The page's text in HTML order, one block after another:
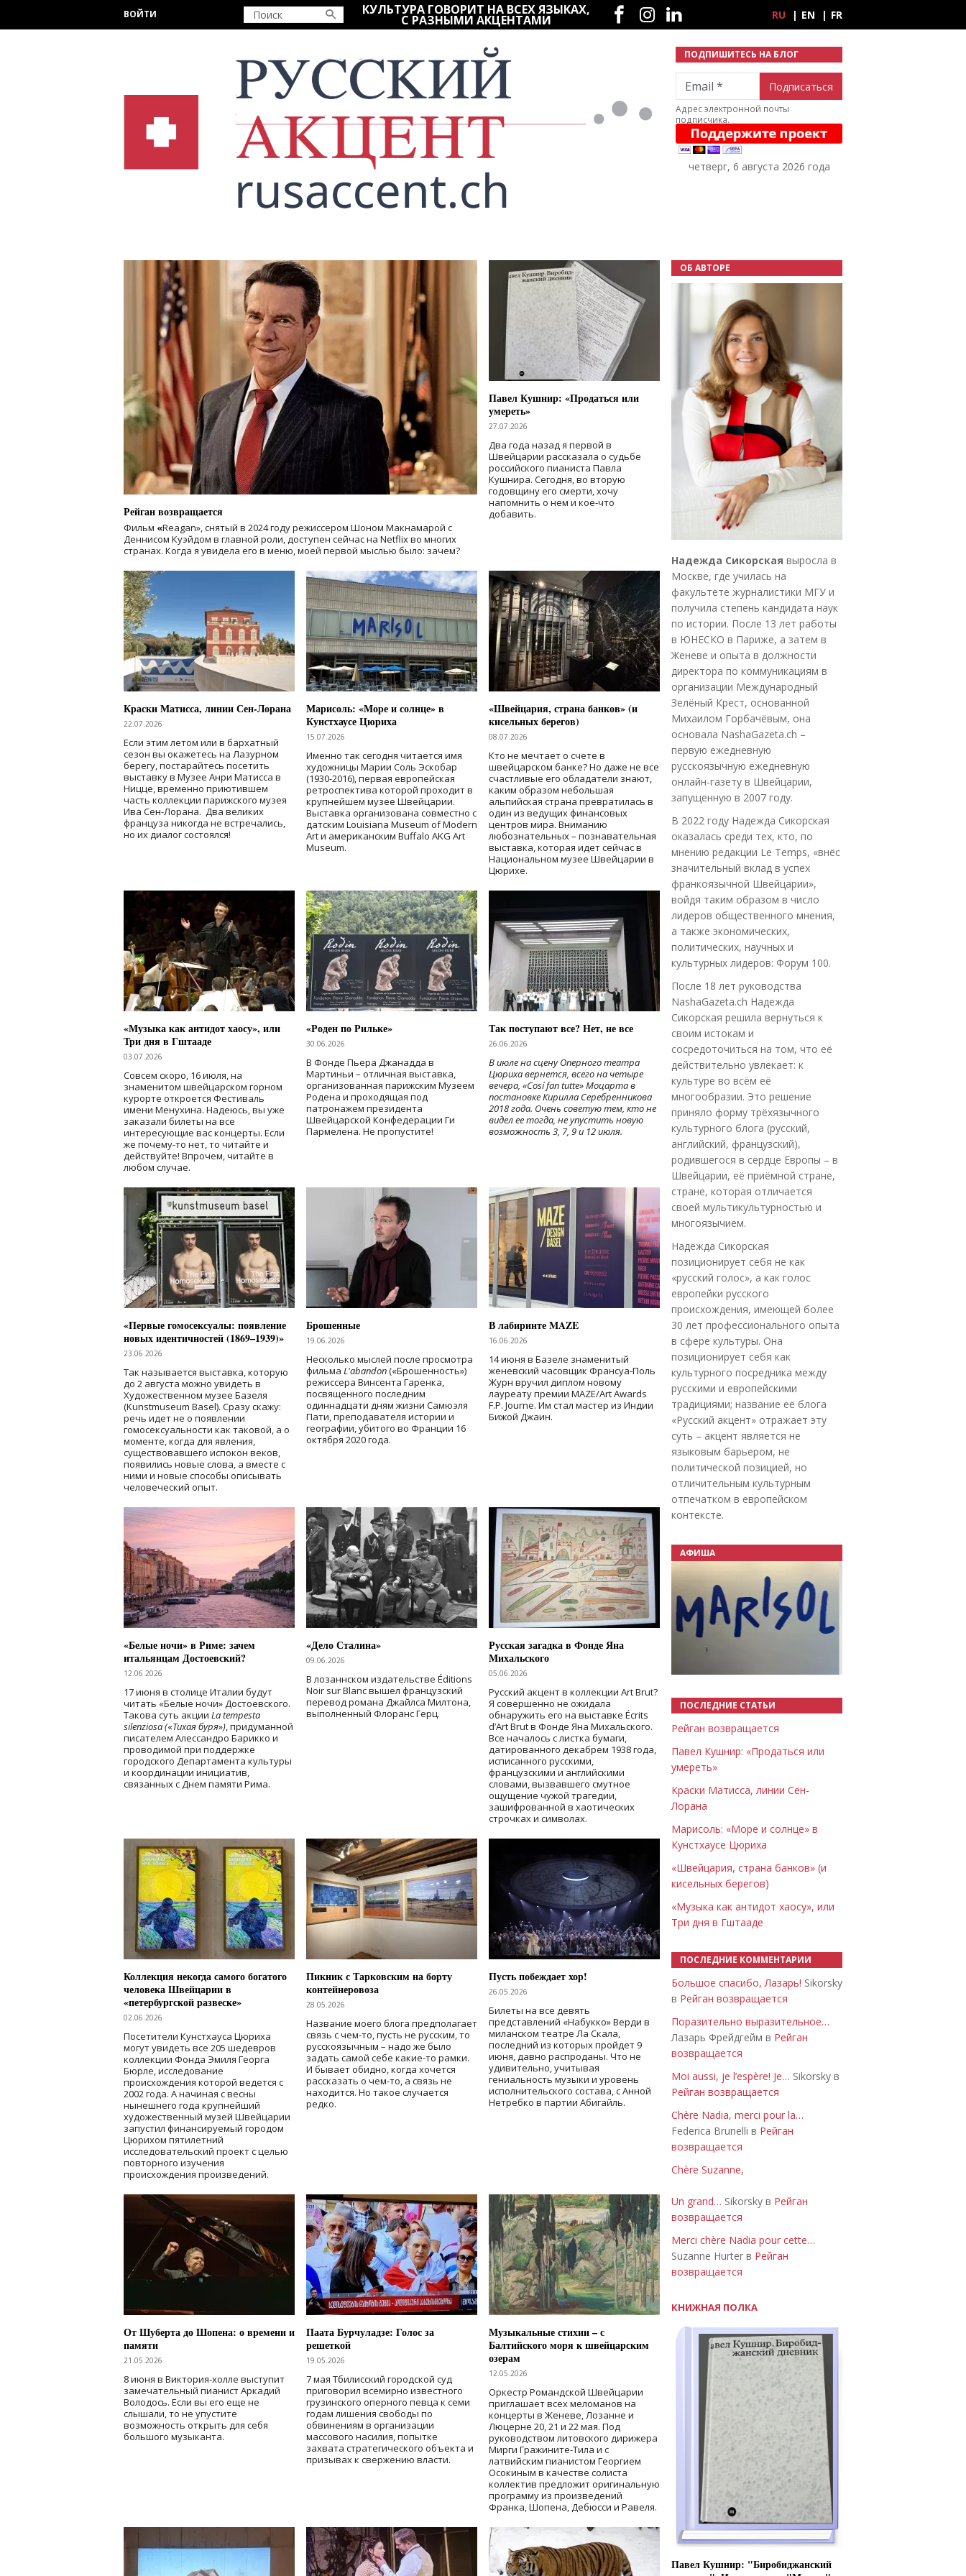
ВОЙТИ КУЛЬТУРА ГОВОРИТ НА ВСЕХ ЯЗЫКАХ,
С РАЗНЫМИ АКЦЕНТАМИ
Социальные сети
RU EN FR
ПОДПИШИТЕСЬ НА БЛОГ
Email
Адрес электронной почты
подписчика.
четверг, 6 августа 2026 года
Рейган возвращается
Фильм «Reagan», снятый в 2024 годурежиссером Шоном Макнамарой с
Деннисом Куэйдом в главной роли, доступен сейчас на Netflix во многих
странах. Когда я увидела его в меню, моей первой мыслью было: зачем?
Павел Кушнир: «Продаться или
умереть»
27.07.2026
Два года назад я первой в
Швейцарии рассказала о судьбе
российского пианиста Павла
Кушнира. Сегодня, во вторую
годовщину его смерти, хочу
напомнить о нем и кое-что
добавить.
Краски Матисса, линии Сен-Лорана
22.07.2026
Если этим летом или в бархатный
сезон вы окажетесь на Лазурном
берегу, постарайтесь посетить
выставку в Музее Анри Матисса в
Ницце, временно приютившем
часть коллекции парижского музея
Ива Сен-Лорана. Два великих
француза никогда не встречались,
но их диалог состоялся!
Марисоль: «Море и солнце» в
Кунстхаусе Цюриха
15.07.2026
Именно так сегодня читается имя
художницы Марии Соль Эскобар
(1930-2016), первая европейская
ретроспектива которой проходит в
крупнейшем музее Швейцарии.
Выставка организована совместно с
датским Louisiana Museum of Modern
Art и американским Buffalo AKG Art
Museum.
«Швейцария, страна банков» (и
кисельных берегов)
08.07.2026
Кто не мечтает о счете в
швейцарском банке? Но даже не все
счастливые его обладатели знают,
каким образом небольшая
альпийская страна превратилась в
один из ведущих финансовых
центров мира. Вниманию
любознательных – познавательная
выставка, которая идет сейчас в
Национальном музее Швейцарии в
Цюрихе.
«Музыка как антидот хаосу», или
Три дня в Гштааде
03.07.2026
Совсем скоро, 16 июля, на
знаменитом швейцарском горном
курорте откроется Фестиваль
имени Менухина. Надеюсь, вы уже
заказали билеты на все
интересующие вас концерты. Если
же почему-то нет, то читайте и
действуйте! Впрочем, читайте в
любом случае.
«Роден по Рильке»
30.06.2026
В Фонде Пьера Джанадда в
Мартиньи – отличная выставка,
организованная парижским Музеем
Родена и проходящая под
патронажем президента
Швейцарской Конфедерации Ги
Пармелена. Не пропустите!
Так поступают все? Нет, не все
26.06.2026
В июле на сцену Оперного театра
Цюриха вернется, всего на четыре
вечера, «Cosí fan tutte» Моцарта в
постановке Кирилла Серебренникова
2018 года. Очень советую тем, кто не
видел ее тогда, не упустить новую
возможность 3, 7, 9 и 12 июля.
«Первые гомосексуалы: появление
новых идентичностей (1869–1939)»
23.06.2026
Так называется выставка, которую
до 2 августа можно увидеть в
Художественном музее Базеля
(Kunstmuseum Basel). Сразу скажу:
речь идет не о появлении
гомосексуальности как таковой, а о
моменте, когда для явления,
существовавшего испокон веков,
появились новые слова, а вместе с
ними и новые способы описывать
человеческий опыт.
Брошенные
19.06.2026
Несколько мыслей после просмотра
фильма L'abandon(«Брошенность»)
режиссера Винсента Гаренка,
посвященного последним
одиннадцати дням жизни Самюэля
Пати, преподавателя истории и
географии, убитого во Франции 16
октября 2020 года.
В лабиринте MAZE
16.06.2026
14 июня в Базеле знаменитый
женевский часовщик Франсуа-Поль
Журн вручил диплом новому
лауреату премии MAZE/Art Awards
F.P. Journe. Им стал мастер из Индии
Бижой Джаин.
«Белые ночи» в Риме: зачем
итальянцам Достоевский?
12.06.2026
17 июня в столице Италии будут
читать «Белые ночи» Достоевского.
Такова суть акции La tempesta
silenziosa («Тихая буря»), придуманной
писателем Алессандро Барикко и
проводимой при поддержке
городского Департамента культуры
и координации инициатив,
связанных с Днем памяти Рима.
«Дело Сталина»
09.06.2026
В лозаннском издательстве Éditions
Noir sur Blanc вышел французский
перевод романа Джайлса Милтона,
выполненный Флоранс Герц.
Русская загадка в Фонде Яна
Михальского
05.06.2026
Русский акцент в коллекции Art Brut?
Я совершенно не ожидала
обнаружить его на выставке Écrits
d’Art Brut в Фонде Яна Михальского.
Все началось с листка бумаги,
датированного декабрем 1938 года,
исписанного русскими,
французскими и английскими
словами, вызвавшего смутное
ощущение чужой трагедии,
зашифрованной в хаотических
строчках и символах.
Коллекция некогда самого богатого
человека Швейцарии в
«петербургской развеске»
02.06.2026
Посетители Кунстхауса Цюриха
могут увидеть все 205 шедевров
коллекции Фонда Эмиля Георга
Бюрле, исследование
происхождения которой ведется с
2002 года. А начиная с весны
нынешнего года крупнейший
художественный музей Швейцарии
запустил финансируемый городом
Цюрихом пятилетний
исследовательский проект с целью
повторного изучения
происхождения произведений.
Пикник с Тарковским на борту
контейнеровоза
28.05.2026
Название моего блога предполагает
связь с чем-то, пусть не русским, то
русскоязычным – надо же было
задать самой себе какие-то рамки.
И бывает обидно, когда хочется
рассказать о чем-то, а связь не
находится. Но такое случается
редко.
Пусть побеждает хор!
26.05.2026
Билеты на все девять
представлений «Набукко» Верди в
миланском театре Ла Скала,
последний из которых пройдет 9
июня, давно распроданы. Что не
удивительно, учитывая
гениальность музыки и уровень
исполнительского состава, с Анной
Нетребко в партии Абигайль.
От Шуберта до Шопена: о времени и
памяти
21.05.2026
8 июня в Виктория-холле выступит
замечательный пианист Аркадий
Володось. Если вы его еще не
слышали, то не упустите
возможность открыть для себя
большого музыканта.
Паата Бурчуладзе: Голос за
решеткой
19.05.2026
7 мая Тбилисский городской суд
приговорил всемирно известного
грузинского оперного певца к семи
годам лишения свободы по
обвинениям в организации
массового насилия, попытке
захвата стратегического объекта и
призывах к свержению власти.
Музыкальные стихии – с
Балтийского моря к швейцарским
озерам
12.05.2026
Оркестр Романдской Швейцарии
приглашает всех меломанов на
концерты в Женеве, Лозанне и
Люцерне 20, 21 и 22 мая. Под
руководством литовского дирижера
Мирги Гражините-Тила и с
латвийским пианистом Георгием
Осокиным в качестве солиста
коллектив предложит оригинальную
программу из произведений
Франка, Шопена, Дебюсси и Равеля.
ОБ АВТОРЕ
Надежда Сикорская выросла в
Москве, где училась на
факультете журналистики МГУ и
получила степень кандидата наук
по истории. После 13 лет работы
в ЮНЕСКО в Париже, а затем в
Женеве и опыта в должности
директора по коммуникациям в
организации Международный
Зелёный Крест, основанной
Михаилом Горбачёвым, она
основала NashaGazeta.ch –
первую ежедневную
русскоязычную ежедневную
онлайн-газету в Швейцарии,
запущенную в 2007 году.
В 2022 году Надежда Сикорская
оказалась среди тех, кто, по
мнению редакции Le Temps, «внёс
значительный вклад в успех
франкоязычной Швейцарии»,
войдя таким образом в число
лидеров общественного мнения,
а также экономических,
политических, научных и
культурных лидеров: Форум 100.
После 18 лет руководства
NashaGazeta.ch Надежда
Сикорская решила вернуться к
своим истокам и
сосредоточиться на том, что её
действительно увлекает: к
культуре во всём её
многообразии. Это решение
приняло форму трёхязычного
культурного блога (русский,
английский, французский),
родившегося в сердце Европы – в
Швейцарии, её приёмной стране,
стране, которая отличается
своей мультикультурностью и
многоязычием.
Надежда Сикорская
позиционирует себя не как
«русский голос», а как голос
европейки русского
происхождения, имеющей более
30 лет профессионального опыта
в сфере культуры. Она
позиционирует себя как
культурного посредника между
русскими и европейскими
традициями; название её блога
«Русский акцент» отражает эту
суть – акцент является не
языковым барьером, не
политической позицией, но
отличительным культурным
отпечатком в европейском
контексте.
АФИША
ПОСЛЕДНИЕ СТАТЬИ
Рейган возвращается
Павел Кушнир: «Продаться или
умереть»
Краски Матисса, линии Сен-
Лорана
Марисоль: «Море и солнце» в
Кунстхаусе Цюриха
«Швейцария, страна банков» (и
кисельных берегов)
«Музыка как антидот хаосу», или
Три дня в Гштааде
ПОСЛЕДНИЕ КОММЕНТАРИИ
Большое спасибо, Лазарь! Sikorsky
в Рейган возвращается
Поразительно выразительное…
Лазарь Фрейдгейм в Рейган
возвращается
Moi aussi, je l’espère! Je… Sikorsky в
Рейган возвращается
Chère Nadia, merci pour la…
Federica Brunelli в Рейган
возвращается
Chère Suzanne,
Un grand… Sikorsky в Рейган
возвращается
Merci chère Nadia pour cette…
Suzanne Hurter в Рейган
возвращается
КНИЖНАЯ ПОЛКА
Павел Кушнир: "Биробиджанский